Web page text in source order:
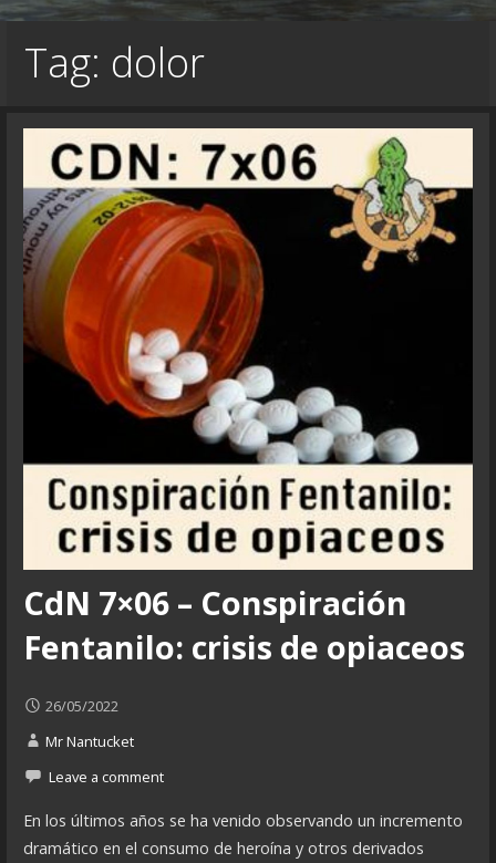
Tag: dolor
CdN 7×06 – Conspiración
Fentanilo: crisis de opiaceos
26/05/2022
Mr Nantucket
Leave a comment
En los últimos años se ha venido observando un incremento
dramático en el consumo de heroína y otros derivados